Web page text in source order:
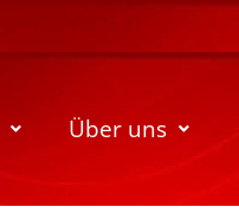
Über uns